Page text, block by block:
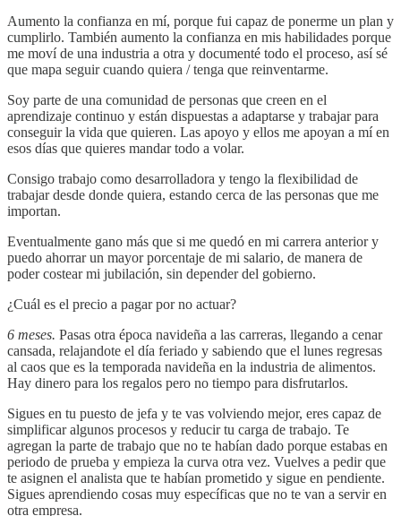
Aumento la confianza en mí, porque fui capaz de ponerme un plan y
cumplirlo. También aumento la confianza en mis habilidades porque
me moví de una industria a otra y documenté todo el proceso, así sé
que mapa seguir cuando quiera / tenga que reinventarme.
Soy parte de una comunidad de personas que creen en el
aprendizaje continuo y están dispuestas a adaptarse y trabajar para
conseguir la vida que quieren. Las apoyo y ellos me apoyan a mí en
esos días que quieres mandar todo a volar.
Consigo trabajo como desarrolladora y tengo la flexibilidad de
trabajar desde donde quiera, estando cerca de las personas que me
importan.
Eventualmente gano más que si me quedó en mi carrera anterior y
puedo ahorrar un mayor porcentaje de mi salario, de manera de
poder costear mi jubilación, sin depender del gobierno.
¿Cuál es el precio a pagar por no actuar?
6 meses. Pasas otra época navideña a las carreras, llegando a cenar
cansada, relajandote el día feriado y sabiendo que el lunes regresas
al caos que es la temporada navideña en la industria de alimentos.
Hay dinero para los regalos pero no tiempo para disfrutarlos.
Sigues en tu puesto de jefa y te vas volviendo mejor, eres capaz de
simplificar algunos procesos y reducir tu carga de trabajo. Te
agregan la parte de trabajo que no te habían dado porque estabas en
periodo de prueba y empieza la curva otra vez. Vuelves a pedir que
te asignen el analista que te habían prometido y sigue en pendiente.
Sigues aprendiendo cosas muy específicas que no te van a servir en
otra empresa.